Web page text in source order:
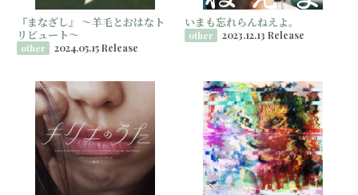
『まなざし』 ～羊毛とおはなト
リビュート～
other 2024.05.15 Release
いまも忘れらんねえよ。
other 2023.12.13 Release